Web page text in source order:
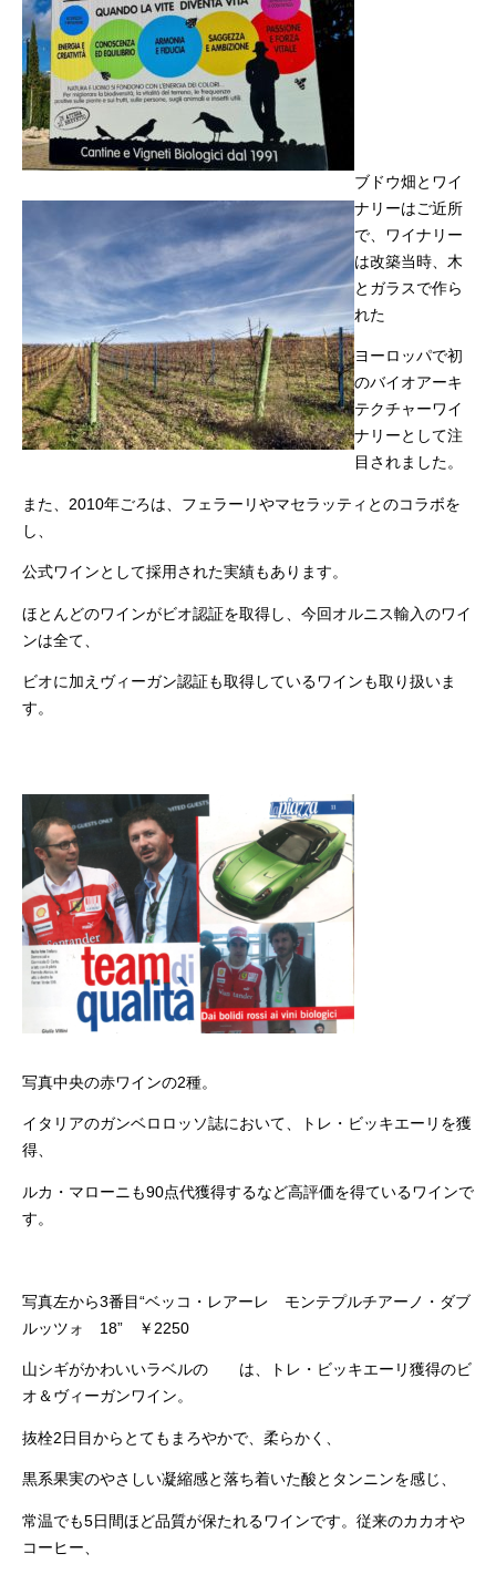
ブドウ畑とワイ
ナリーはご近所
で、ワイナリー
は改築当時、木
とガラスで作ら
れた
ヨーロッパで初
のバイオアーキ
テクチャーワイ
ナリーとして注
目されました。
また、2010年ごろは、フェラーリやマセラッティとのコラボを
し、
公式ワインとして採用された実績もあります。
ほとんどのワインがビオ認証を取得し、今回オルニス輸入のワイ
ンは全て、
ビオに加えヴィーガン認証も取得しているワインも取り扱いま
す。
写真中央の赤ワインの2種。
イタリアのガンベロロッソ誌において、トレ・ビッキエーリを獲
得、
ルカ・マローニも90点代獲得するなど高評価を得ているワインで
す。
写真左から3番目“ベッコ・レアーレ モンテプルチアーノ・ダブ
ルッツォ 18” ￥2250
山シギがかわいいラベルの は、トレ・ビッキエーリ獲得のビ
オ＆ヴィーガンワイン。
抜栓2日目からとてもまろやかで、柔らかく、
黒系果実のやさしい凝縮感と落ち着いた酸とタンニンを感じ、
常温でも5日間ほど品質が保たれるワインです。従来のカカオや
コーヒー、